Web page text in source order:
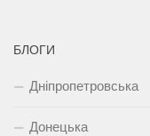
БЛОГИ
Дніпропетровська
Донецька